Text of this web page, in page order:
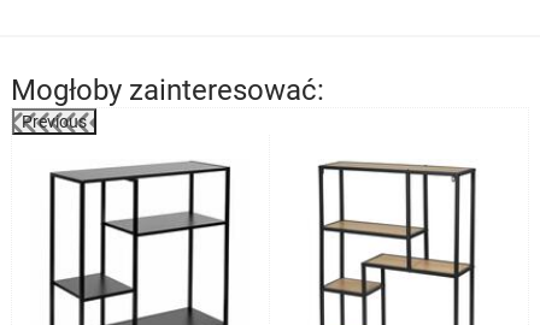
Mogłoby zainteresować:
Previous